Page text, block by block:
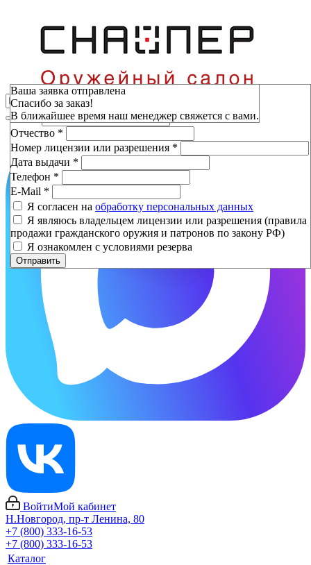
ВойтиМой кабинет
Н.Новгород, пр-т Ленина, 80
+7 (800) 333-16-53
+7 (800) 333-16-53
Каталог
Зарезервировать
Фамилия*
Имя*
Отчество *
Номер лицензии или разрешения *
Дата выдачи *
Телефон *
E-Mail *
Я согласен на обработку персональных данных
Я являюсь владельцем лицензии или разрешения (правила
продажи гражданского оружия и патронов по закону РФ)
Я ознакомлен с условиями резерва
Отправить
Ваша заявка отправлена
Спасибо за заказ!
В ближайшее время наш менеджер свяжется с вами.